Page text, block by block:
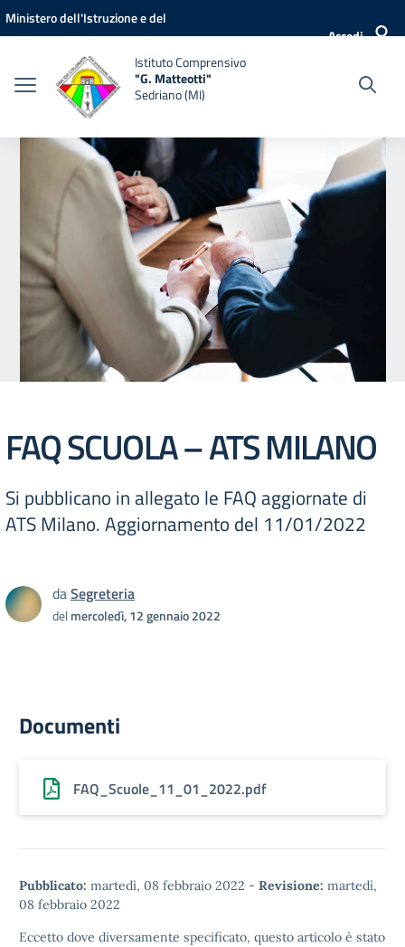
Vai ai contenuti
Vai al menu di navigazione
Vai al footer
Ministero dell'Istruzione e del
Accedi
Istituto Comprensivo
"G. Matteotti"
Sedriano (MI)
FAQ SCUOLA – ATS MILANO
Si pubblicano in allegato le FAQ aggiornate di
ATS Milano. Aggiornamento del 11/01/2022
daSegreteria
delmercoledì, 12 gennaio 2022
Documenti
FAQ_Scuole_11_01_2022.pdf
Pubblicato: martedì, 08 febbraio 2022 - Revisione: martedì,
08 febbraio 2022
Eccetto dove diversamente specificato, questo articolo è stato